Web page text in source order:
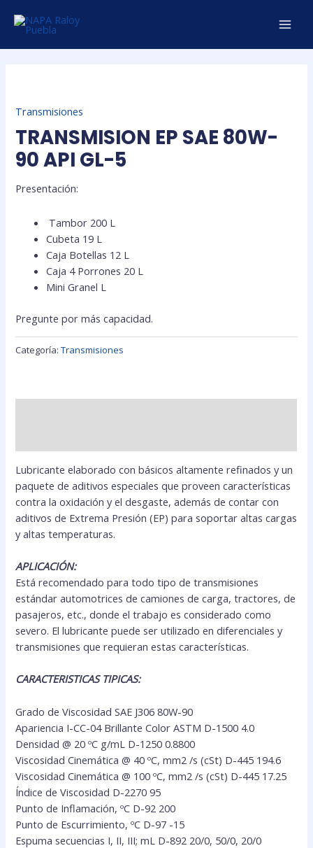
Transmisiones
TRANSMISION EP SAE 80W-
90 API GL-5
Presentación:
Tambor 200 L
Cubeta 19 L
Caja Botellas 12 L
Caja 4 Porrones 20 L
Mini Granel L
Pregunte por más capacidad.
Categoría:Transmisiones
Lubricante elaborado con básicos altamente refinados y un
paquete de aditivos especiales que proveen características
contra la oxidación y el desgaste, además de contar con
aditivos de Extrema Presión (EP) para soportar altas cargas
y altas temperaturas.
APLICACIÓN:
Está recomendado para todo tipo de transmisiones
estándar automotrices de camiones de carga, tractores, de
pasajeros, etc., donde el trabajo es considerado como
severo. El lubricante puede ser utilizado en diferenciales y
transmisiones que requieran estas características.
CARACTERISTICAS TIPICAS:
Grado de Viscosidad SAE J306 80W-90
Apariencia I-CC-04 Brillante Color ASTM D-1500 4.0
Densidad @ 20 ºC g/mL D-1250 0.8800
Viscosidad Cinemática @ 40 ºC, mm2 /s (cSt) D-445 194.6
Viscosidad Cinemática @ 100 ºC, mm2 /s (cSt) D-445 17.25
Índice de Viscosidad D-2270 95
Punto de Inflamación, ºC D-92 200
Punto de Escurrimiento, ºC D-97 -15
Espuma secuencias I, II, III; mL D-892 20/0, 50/0, 20/0